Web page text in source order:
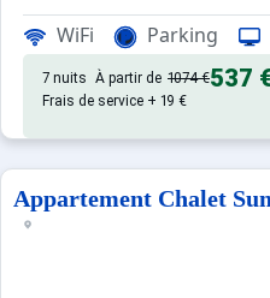
Châlet :châlet de qualité,
WiFi Parking
7 nuits À partir de 1074 €537
Frais de service + 19 €
Appartement Chalet